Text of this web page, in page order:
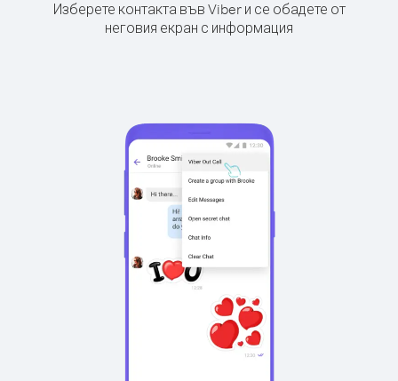
Изберете контакта във Viber и се обадете от
неговия екран с информация